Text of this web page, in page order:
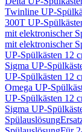
Twinline UP-
300T UP-
mit elektronischer
mit elektronischer
UP-Spülkästen 12
Sigma UP-
UP-Spülkästen 12
Omega UP-
UP-Spülkästen 12
Sigma UP-
Spülauslösung